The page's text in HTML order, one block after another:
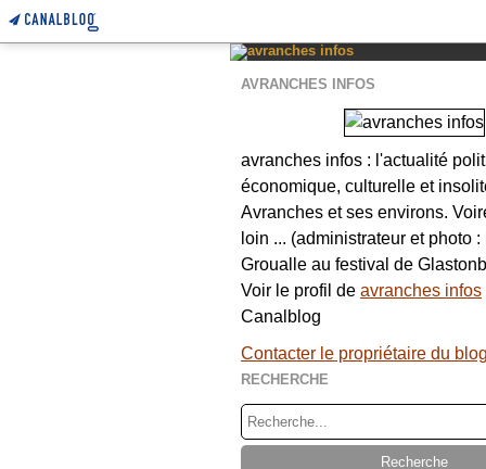
AVRANCHES INFOS
avranches infos : l'actualité
économique, culturelle et
Avranches et ses environs.
loin ... (administrateur et photo
Groualle au festival de
Voir le profil de avranches infos
Canalblog
Contacter le propriétaire du blog
RECHERCHE